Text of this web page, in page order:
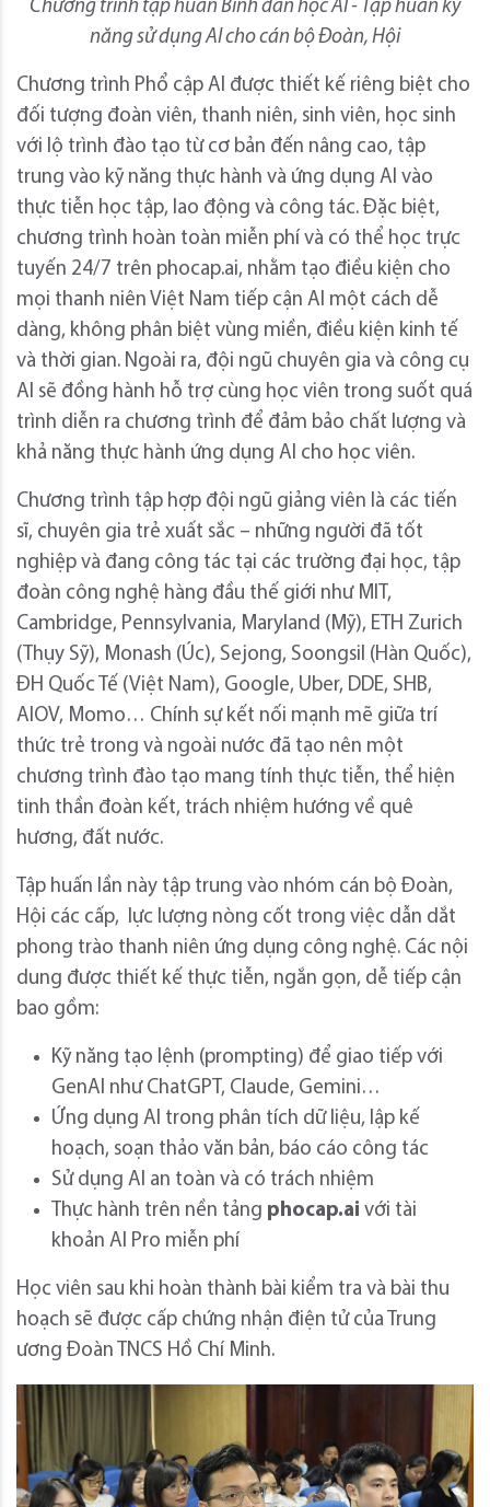
Chương trình tập huấn Bình dân học AI - Tập huấn kỹ
năng sử dụng AI cho cán bộ Đoàn, Hội
Chương trình Phổ cập AI được thiết kế riêng biệt cho
đối tượng đoàn viên, thanh niên, sinh viên, học sinh
với lộ trình đào tạo từ cơ bản đến nâng cao, tập
trung vào kỹ năng thực hành và ứng dụng AI vào
thực tiễn học tập, lao động và công tác. Đặc biệt,
chương trình hoàn toàn miễn phí và có thể học trực
tuyến 24/7 trên phocap.ai, nhằm tạo điều kiện cho
mọi thanh niên Việt Nam tiếp cận AI một cách dễ
dàng, không phân biệt vùng miền, điều kiện kinh tế
và thời gian. Ngoài ra, đội ngũ chuyên gia và công cụ
AI sẽ đồng hành hỗ trợ cùng học viên trong suốt quá
trình diễn ra chương trình để đảm bảo chất lượng và
khả năng thực hành ứng dụng AI cho học viên.
Chương trình tập hợp đội ngũ giảng viên là các tiến
sĩ, chuyên gia trẻ xuất sắc – những người đã tốt
nghiệp và đang công tác tại các trường đại học, tập
đoàn công nghệ hàng đầu thế giới như MIT,
Cambridge, Pennsylvania, Maryland (Mỹ), ETH Zurich
(Thụy Sỹ), Monash (Úc), Sejong, Soongsil (Hàn Quốc),
ĐH Quốc Tế (Việt Nam), Google, Uber, DDE, SHB,
AIOV, Momo… Chính sự kết nối mạnh mẽ giữa trí
thức trẻ trong và ngoài nước đã tạo nên một
chương trình đào tạo mang tính thực tiễn, thể hiện
tinh thần đoàn kết, trách nhiệm hướng về quê
hương, đất nước.
Tập huấn lần này tập trung vào nhóm cán bộ Đoàn,
Hội các cấp, lực lượng nòng cốt trong việc dẫn dắt
phong trào thanh niên ứng dụng công nghệ. Các nội
dung được thiết kế thực tiễn, ngắn gọn, dễ tiếp cận
bao gồm:
Kỹ năng tạo lệnh (prompting) để giao tiếp với
GenAI như ChatGPT, Claude, Gemini…
Ứng dụng AI trong phân tích dữ liệu, lập kế
hoạch, soạn thảo văn bản, báo cáo công tác
Sử dụng AI an toàn và có trách nhiệm
Thực hành trên nền tảng phocap.ai với tài
khoản AI Pro miễn phí
Học viên sau khi hoàn thành bài kiểm tra và bài thu
hoạch sẽ được cấp chứng nhận điện tử của Trung
ương Đoàn TNCS Hồ Chí Minh.